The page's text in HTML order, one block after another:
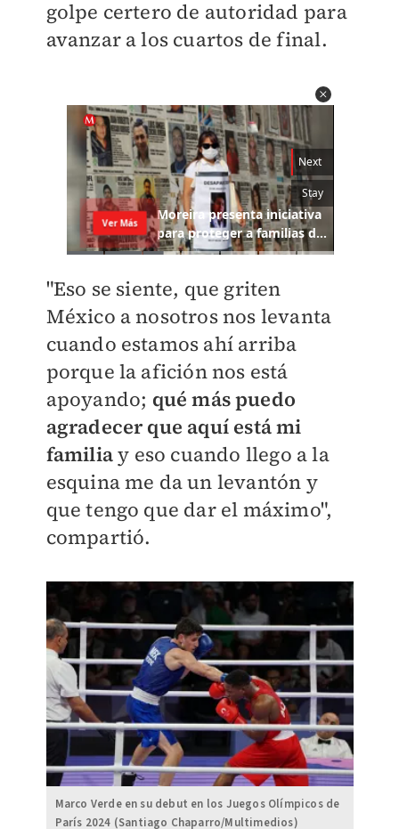
golpe certero de autoridad para
avanzar a los cuartos de final.
"Eso se siente, que griten
México a nosotros nos levanta
cuando estamos ahí arriba
porque la afición nos está
apoyando; qué más puedo
agradecer que aquí está mi
familiay eso cuando llego a la
esquina me da un levantón y
que tengo que dar el máximo",
compartió.
Marco Verde en su debut en los Juegos Olímpicos de
París 2024 (Santiago Chaparro/Multimedios)